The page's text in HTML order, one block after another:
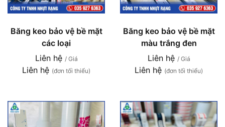
Băng keo bảo vệ bề mặt
các loại
Liên hệ / Giá
Liên hệ (đơn tối thiểu)
Băng keo bảo vệ bề mặt
màu trắng đen
Liên hệ / Giá
Liên hệ (đơn tối thiểu)